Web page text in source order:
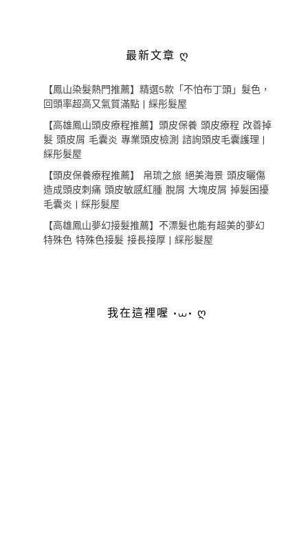
最新文章 ღ
【鳳山染髮熱門推薦】精選5款「不怕布丁頭」髮色，
回頭率超高又氣質滿點 | 綵彤髮屋
【高雄鳳山頭皮療程推薦】頭皮保養 頭皮療程 改善掉
髮 頭皮屑 毛囊炎 專業頭皮檢測 諮詢頭皮毛囊護理 |
綵彤髮屋
【頭皮保養療程推薦】 帛琉之旅 絕美海景 頭皮曬傷
造成頭皮刺痛 頭皮敏感紅腫 脫屑 大塊皮屑 掉髮困擾
毛囊炎 | 綵彤髮屋
【高雄鳳山夢幻接髮推薦】不漂髮也能有超美的夢幻
特殊色 特殊色接髮 接長接厚 | 綵彤髮屋
我在這裡喔 •⩊• ღ